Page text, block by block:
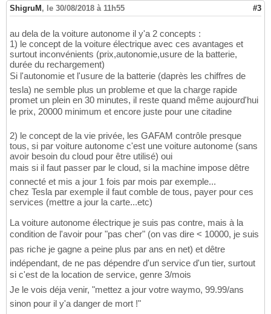
ShigruM , le 30/08/2018 à 11h55 #3
au dela de la voiture autonome il y'a 2 concepts :
1) le concept de la voiture électrique avec ces avantages et
surtout inconvénients (prix,autonomie,usure de la batterie,
durée du rechargement)
Si l'autonomie et l'usure de la batterie (daprès les chiffres de
tesla) ne semble plus un probleme et que la charge rapide
promet un plein en 30 minutes, il reste quand même aujourd'hui
le prix, 20000 minimum et encore juste pour une citadine
2) le concept de la vie privée, les GAFAM contrôle presque
tous, si par voiture autonome c'est une voiture autonome (sans
avoir besoin du cloud pour être utilisé) oui
mais si il faut passer par le cloud, si la machine impose dêtre
connecté et mis a jour 1 fois par mois par exemple...
chez Tesla par exemple il faut comble de tous, payer pour ces
services (mettre a jour la carte...etc)
La voiture autonome électrique je suis pas contre, mais à la
condition de l'avoir pour "pas cher" (on vas dire < 10000, je suis
pas riche je gagne a peine plus par ans en net) et dêtre
indépendant, de ne pas dépendre d'un service d'un tier, surtout
si c'est de la location de service, genre 3/mois
Je le vois déja venir, "mettez a jour votre waymo, 99.99/ans
sinon pour il y'a danger de mort !"